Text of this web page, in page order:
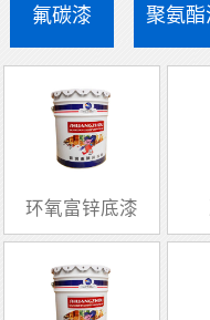
氟碳漆 聚氨酯
环氧富锌底漆